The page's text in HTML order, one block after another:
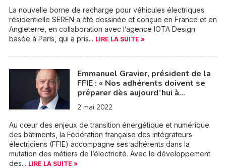
La nouvelle borne de recharge pour véhicules électriques
résidentielle SEREN a été dessinée et conçue en France et en
Angleterre, en collaboration avec l’agence IOTA Design
basée à Paris, qui a pris... LIRE LA SUITE »
Emmanuel Gravier, président de la
FFIE : « Nos adhérents doivent se
préparer dès aujourd’hui à…
2 mai 2022
Au cœur des enjeux de transition énergétique et numérique
des bâtiments, la Fédération française des intégrateurs
électriciens (FFIE) accompagne ses adhérents dans la
mutation des métiers de l’électricité. Avec le développement
des... LIRE LA SUITE »